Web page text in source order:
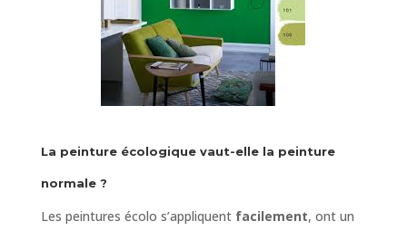
La peinture écologique vaut-elle la peinture
normale ?
Les peintures écolo s’appliquent facilement, ont un